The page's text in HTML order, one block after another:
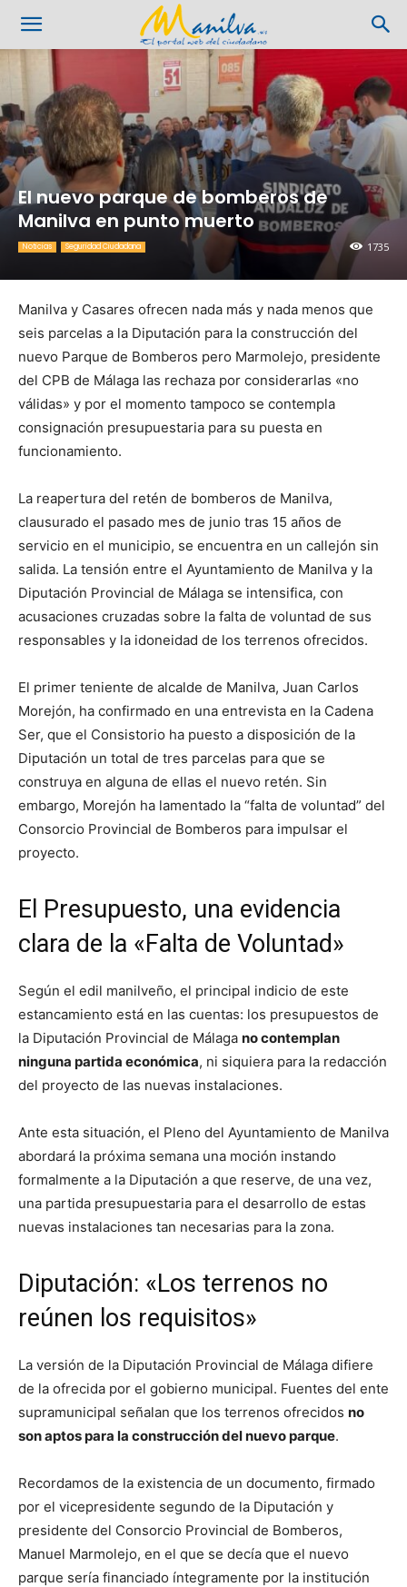
El nuevo parque de bomberos de
Manilva en punto muerto
1735
Noticias Seguridad Ciudadana
Manilva y Casares ofrecen nada más y nada menos que
seis parcelas a la Diputación para la construcción del
nuevo Parque de Bomberos pero Marmolejo, presidente
del CPB de Málaga las rechaza por considerarlas «no
válidas» y por el momento tampoco se contempla
consignación presupuestaria para su puesta en
funcionamiento.
La reapertura del retén de bomberos de Manilva,
clausurado el pasado mes de junio tras 15 años de
servicio en el municipio, se encuentra en un callejón sin
salida. La tensión entre el Ayuntamiento de Manilva y la
Diputación Provincial de Málaga se intensifica, con
acusaciones cruzadas sobre la falta de voluntad de sus
responsables y la idoneidad de los terrenos ofrecidos.
El primer teniente de alcalde de Manilva, Juan Carlos
Morejón, ha confirmado en una entrevista en la Cadena
Ser, que el Consistorio ha puesto a disposición de la
Diputación un total de tres parcelas para que se
construya en alguna de ellas el nuevo retén. Sin
embargo, Morejón ha lamentado la “falta de voluntad” del
Consorcio Provincial de Bomberos para impulsar el
proyecto.
El Presupuesto, una evidencia
clara de la «Falta de Voluntad»
Según el edil manilveño, el principal indicio de este
estancamiento está en las cuentas: los presupuestos de
la Diputación Provincial de Málaga no contemplan
ninguna partida económica, ni siquiera para la redacción
del proyecto de las nuevas instalaciones.
Ante esta situación, el Pleno del Ayuntamiento de Manilva
abordará la próxima semana una moción instando
formalmente a la Diputación a que reserve, de una vez,
una partida presupuestaria para el desarrollo de estas
nuevas instalaciones tan necesarias para la zona.
Diputación: «Los terrenos no
reúnen los requisitos»
La versión de la Diputación Provincial de Málaga difiere
de la ofrecida por el gobierno municipal. Fuentes del ente
supramunicipal señalan que los terrenos ofrecidos no
son aptos para la construcción del nuevo parque.
Recordamos de la existencia de un documento, firmado
por el vicepresidente segundo de la Diputación y
presidente del Consorcio Provincial de Bomberos,
Manuel Marmolejo, en el que se decía que el nuevo
parque sería financiado íntegramente por la institución